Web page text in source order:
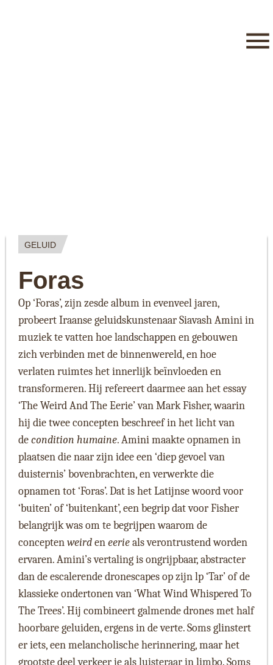
GELUID
Foras
Op ‘Foras’, zijn zesde album in evenveel jaren,
probeert Iraanse geluidskunstenaar Siavash Amini in
muziek te vatten hoe landschappen en gebouwen
zich verbinden met de binnenwereld, en hoe
verlaten ruimtes het innerlijk beïnvloeden en
transformeren. Hij refereert daarmee aan het essay
‘The Weird And The Eerie’ van Mark Fisher, waarin
hij die twee concepten beschreef in het licht van
decondition humaine. Amini maakte opnamen in
plaatsen die naar zijn idee een ‘diep gevoel van
duisternis’ bovenbrachten, en verwerkte die
opnamen tot ‘Foras’. Dat is het Latijnse woord voor
‘buiten’ of ‘buitenkant’, een begrip dat voor Fisher
belangrijk was om te begrijpen waarom de
conceptenweirdeneerieals verontrustend worden
ervaren. Amini’s vertaling is ongrijpbaar, abstracter
dan de escalerende dronescapes op zijn lp ‘Tar’ of de
klassieke ondertonen van ‘What Wind Whispered To
The Trees’. Hij combineert galmende drones met half
hoorbare geluiden, ergens in de verte. Soms glinstert
er iets, een melancholische herinnering, maar het
grootste deel verkeer je als luisteraar in limbo. Soms